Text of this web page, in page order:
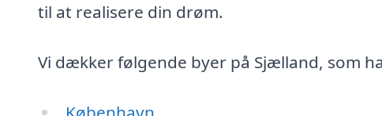
til at realisere din drøm.
Vi dækker følgende byer på Sjælland, som